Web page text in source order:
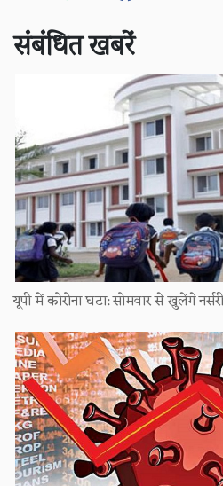
संबंधित खबरें
यूपी में कोरोना घटा: सोमवार से खुलेंगे